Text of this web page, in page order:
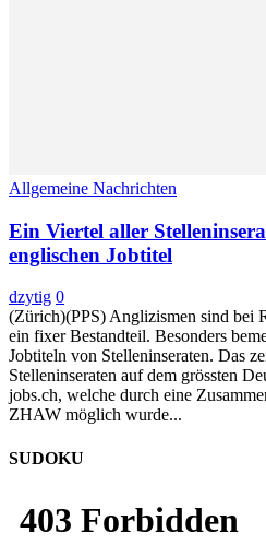
Allgemeine Nachrichten
Ein Viertel aller
englischen Jobtitel
dzytig 0
(Zürich)(PPS) Anglizismen sind bei
ein fixer Bestandteil. Besonders
Jobtiteln von Stelleninseraten. Das
Stelleninseraten auf dem grössten
jobs.ch, welche durch eine
ZHAW möglich wurde...
SUDOKU